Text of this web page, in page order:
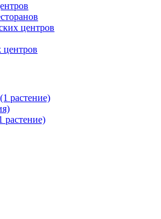
центров
центров
растение)
растение)